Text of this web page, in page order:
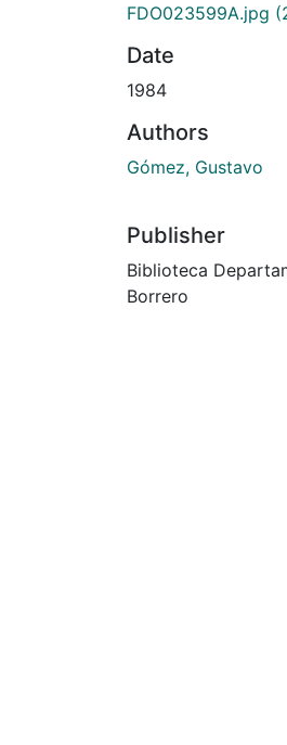
FDO023599A.jpg
Date
1984
Authors
Gómez, Gustavo
Publisher
Biblioteca
Borrero